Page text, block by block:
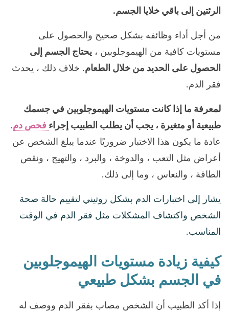
الرئتين إلى باقي خلايا الجسم.
من أجل أداء وظائفه بشكل صحيح والحصول على
مستويات كافية من الهيموجلوبين ، يحتاج الجسم إلى
الحصول على الحديد من خلال الطعام. خلاف ذلك ، يحدث
فقر الدم.
لمعرفة ما إذا كانت مستويات الهيموجلوبين في جسمك
طبيعية أو متغيرة ، يجب أن يطلب الطبيب إجراء فحص دم.
عادة ما يكون هذا الاختبار ضروريًا عندما يبلغ الشخص عن
أعراض مثل التعب ، والدوخة ، والبرد ، والتهيج ، ونقص
الطاقة ، والنعاس ، وما إلى ذلك.
يشار إلى اختبارات الدم بشكل روتيني لتقييم حالة صحة
الشخص واكتشاف المشكلات مثل فقر الدم في الوقت
المناسب.
كيفية زيادة مستويات الهيموجلوبين
في الجسم بشكل طبيعي
إذا أكد الطبيب أن الشخص مصاب بفقر الدم ووصف له